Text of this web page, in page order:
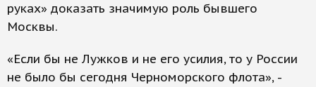
руках» доказать значимую роль бывшего
Москвы.
«Если бы не Лужков и не его усилия, то у России
не было бы сегодня Черноморского флота», -